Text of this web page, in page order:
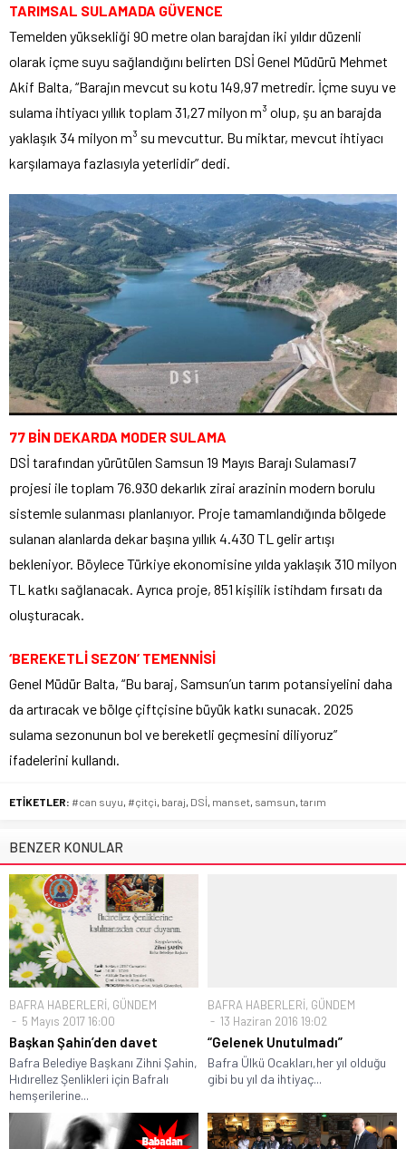
TARIMSAL SULAMADA GÜVENCE
Temelden yüksekliği 90 metre olan barajdan iki yıldır düzenli
olarak içme suyu sağlandığını belirten DSİ Genel Müdürü Mehmet
Akif Balta, “Barajın mevcut su kotu 149,97 metredir. İçme suyu ve
sulama ihtiyacı yıllık toplam 31,27 milyon m³ olup, şu an barajda
yaklaşık 34 milyon m³ su mevcuttur. Bu miktar, mevcut ihtiyacı
karşılamaya fazlasıyla yeterlidir” dedi.
77 BİN DEKARDA MODER SULAMA
DSİ tarafından yürütülen Samsun 19 Mayıs Barajı Sulaması7
projesi ile toplam 76.930 dekarlık zirai arazinin modern borulu
sistemle sulanması planlanıyor. Proje tamamlandığında bölgede
sulanan alanlarda dekar başına yıllık 4.430 TL gelir artışı
bekleniyor. Böylece Türkiye ekonomisine yılda yaklaşık 310 milyon
TL katkı sağlanacak. Ayrıca proje, 851 kişilik istihdam fırsatı da
oluşturacak.
‘BEREKETLİ SEZON’ TEMENNİSİ
Genel Müdür Balta, “Bu baraj, Samsun’un tarım potansiyelini daha
da artıracak ve bölge çiftçisine büyük katkı sunacak. 2025
sulama sezonunun bol ve bereketli geçmesini diliyoruz”
ifadelerini kullandı.
ETİKETLER: #can suyu, #çitçi, baraj, DSİ, manset, samsun, tarım
BENZER KONULAR
BAFRA HABERLERİ, GÜNDEM
5 Mayıs 2017 16:00
Başkan Şahin’den davet
Bafra Belediye Başkanı Zihni Şahin,
Hıdırellez Şenlikleri için Bafralı
hemşerilerine...
BAFRA HABERLERİ, GÜNDEM
13 Haziran 2016 19:02
“Gelenek Unutulmadı”
Bafra Ülkü Ocakları,her yıl olduğu
gibi bu yıl da ihtiyaç...